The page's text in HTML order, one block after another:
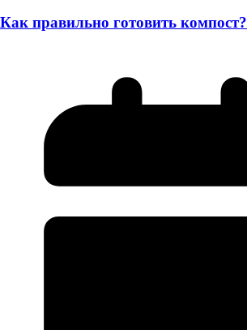
Как правильно готовить компост?